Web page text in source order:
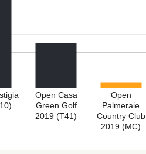
Open Casa
Green Golf
2019 (T41)
Open
Palmeraie
Country Club
2019 (MC)